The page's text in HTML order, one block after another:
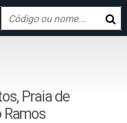
Praia de
Ramos